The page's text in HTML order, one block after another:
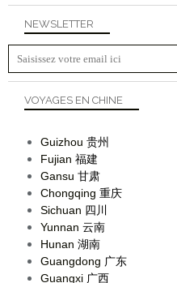
NEWSLETTER
VOYAGES EN CHINE
Guizhou 贵州
Fujian 福建
Gansu 甘肃
Chongqing 重庆
Sichuan 四川
Yunnan 云南
Hunan 湖南
Guangdong 广东
Guangxi 广西